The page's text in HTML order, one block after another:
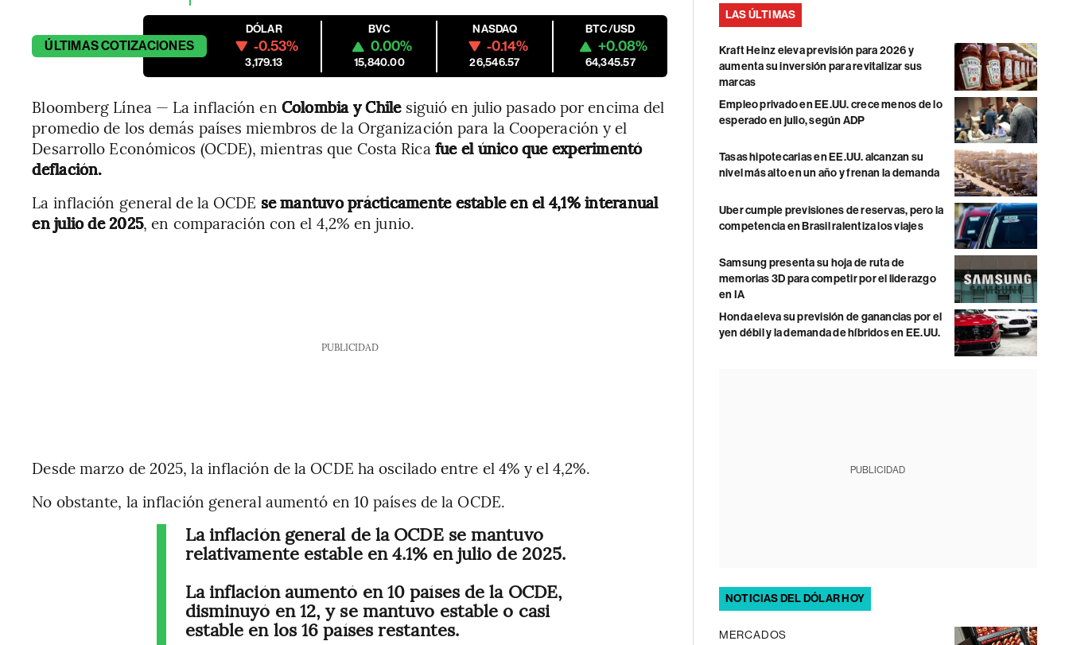
ÚLTIMASCOTIZACIONES
DÓLAR
-0.53%
3,179.13
BVC
0.00%
15,840.00
NASDAQ
-0.14%
26,546.57
BTC/USD
+0.08%
64,345.57
Bloomberg Línea — La inflación en Colombia y Chilesiguió en julio pasado por encima del
promedio de los demás países miembros de la Organización para la Cooperación y el
Desarrollo Económicos (OCDE), mientras que Costa Rica fue el único que experimentó
deflación.
La inflación general de la OCDE se mantuvo prácticamente estable en el 4,1% interanual
en julio de 2025, en comparación con el 4,2% en junio.
PUBLICIDAD
Desde marzo de 2025, la inflación de la OCDE ha oscilado entre el 4% y el 4,2%.
No obstante, la inflación general aumentó en 10 países de la OCDE.
La inflación general de la OCDE se mantuvo
relativamente estable en 4.1% en julio de 2025.
La inflación aumentó en 10 países de la OCDE,
disminuyó en 12, y se mantuvo estable o casi
estable en los 16 países restantes.
LAS ÚLTIMAS
Kraft Heinz eleva previsión para 2026 y
aumenta su inversión para revitalizar sus
marcas
Empleo privado en EE.UU. crece menos de lo
esperado en julio, según ADP
Tasas hipotecarias en EE.UU. alcanzan su
nivel más alto en un año y frenan la demanda
Uber cumple previsiones de reservas, pero la
competencia en Brasil ralentiza los viajes
Samsung presenta su hoja de ruta de
memorias 3D para competir por el liderazgo
en IA
Honda eleva su previsión de ganancias por el
yen débil y la demanda de híbridos en EE.UU.
PUBLICIDAD
NOTICIAS DEL DÓLAR HOY
MERCADOS